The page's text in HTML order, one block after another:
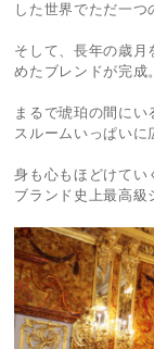
した世界でただ一つ
そして、長年の歳月
めたブレンドが完成。
まるで琥珀の間に
スルームいっぱいに
身も心もほどけてい
ブランド史上最高級